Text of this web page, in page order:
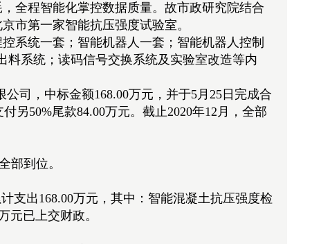
全程智能化掌控数据质量。故市政研究院结合
市第一家智能抗压强度试验室。
系统一套；智能机器人一套；智能机器人控制
料系统；读码信号交换系统及实验室改造等内
司，中标金额168.00万元，并于5月25日完成合
另50%尾款84.00万元。截止2020年12月，全部
部到位。
支出168.00万元，其中：智能混凝土抗压强度检
元已上交财政。